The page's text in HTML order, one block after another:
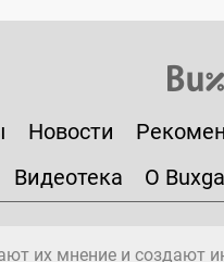
Новости
Видеотека О
их мнение и